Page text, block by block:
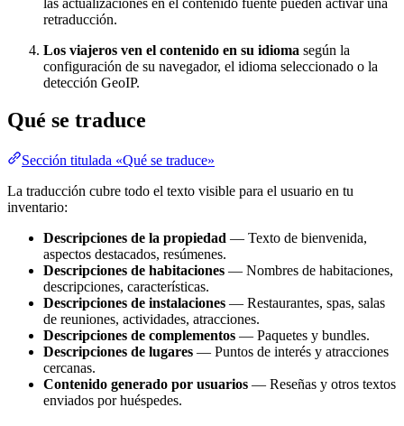
retraducción.
Los viajeros ven el contenido en su idioma según la
configuración de su navegador, el idioma seleccionado o la
detección GeoIP.
Qué se traduce
Sección titulada «Qué se traduce»
La traducción cubre todo el texto visible para el usuario en tu
inventario:
Descripciones de la propiedad — Texto de bienvenida,
aspectos destacados, resúmenes.
Descripciones de habitaciones — Nombres de habitaciones,
descripciones, características.
Descripciones de instalaciones — Restaurantes, spas, salas
de reuniones, actividades, atracciones.
Descripciones de complementos — Paquetes y bundles.
Descripciones de lugares — Puntos de interés y atracciones
cercanas.
Contenido generado por usuarios — Reseñas y otros textos
enviados por huéspedes.